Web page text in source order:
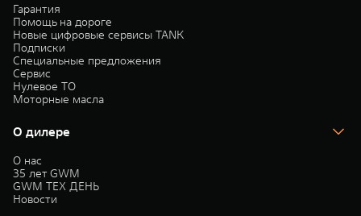
Гарантия
Помощь на дороге
Новые цифровые сервисы TANK
Подписки
Специальные предложения
Сервис
Нулевое ТО
Моторные масла
О дилере
О нас
35 лет GWM
GWM ТЕХ ДЕНЬ
Новости